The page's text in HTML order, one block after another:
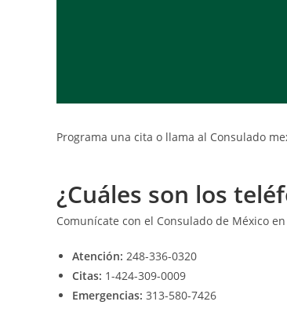
Programa una cita o llama al Consulado
¿Cuáles son los
Comunícate con el Consulado de México
Atención: 248-336-0320
Citas: 1-424-309-0009
Emergencias: 313-580-7426